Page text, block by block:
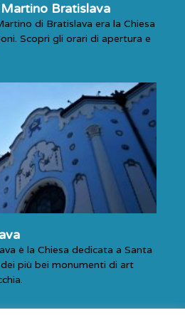
Bratislava
di Bratislava era la Chiesa
Scopri gli orari di apertura e
è la Chiesa dedicata a Santa
più bei monumenti di art